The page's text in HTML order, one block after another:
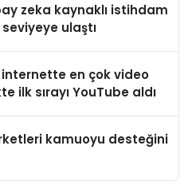
zeka kaynaklı istihdam
ulaştı
internette en çok video
ilk sırayı YouTube aldı
kamuoyu desteğini